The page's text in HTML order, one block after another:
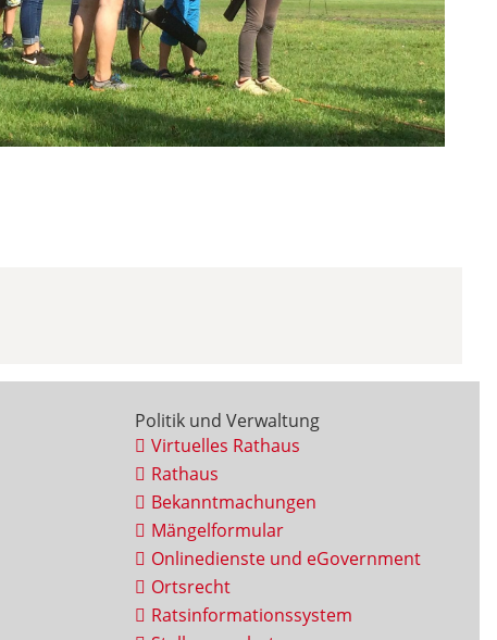
Politik und Verwaltung
Virtuelles Rathaus
Rathaus
Bekanntmachungen
Mängelformular
Onlinedienste und eGovernment
Ortsrecht
Ratsinformationssystem